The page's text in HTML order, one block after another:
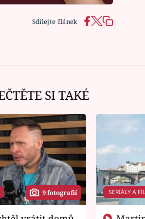
Sdílejte článek
SI TAKÉ
9 fotografií SERIÁLY A